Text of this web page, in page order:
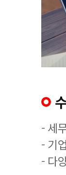
- 세
- 기
- 다